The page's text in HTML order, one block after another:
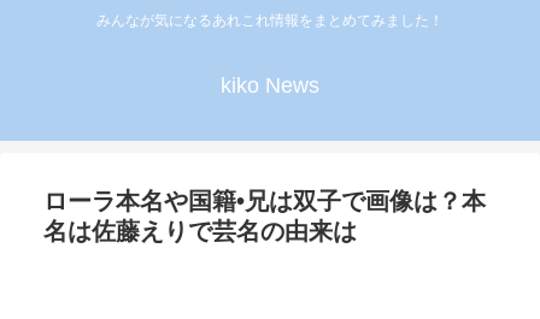
みんなが気になるあれこれ情報をまとめてみました！
kiko News
ローラ本名や国籍•兄は双子で画像は？本
名は佐藤えりで芸名の由来は